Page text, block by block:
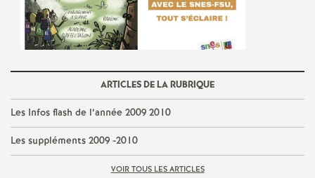
ARTICLES DE LA RUBRIQUE
Les Infos flash de l’année 2009 2010
Les suppléments 2009 -2010
VOIR TOUS LES ARTICLES